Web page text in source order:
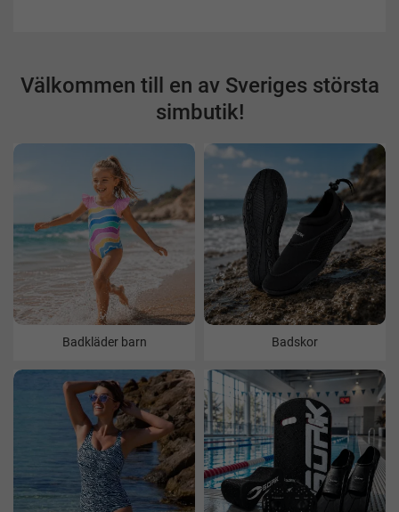
Välkommen till en av Sveriges största
simbutik!
Badkläder barn Badskor